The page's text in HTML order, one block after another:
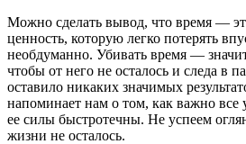
Можно сделать вывод, что время —
ценность, которую легко потерять
необдуманно. Убивать время — значит
чтобы от него не осталось и следа в
оставило никаких значимых
напоминает нам о том, как важно все
ее силы быстротечны. Не успеем
жизни не осталось.